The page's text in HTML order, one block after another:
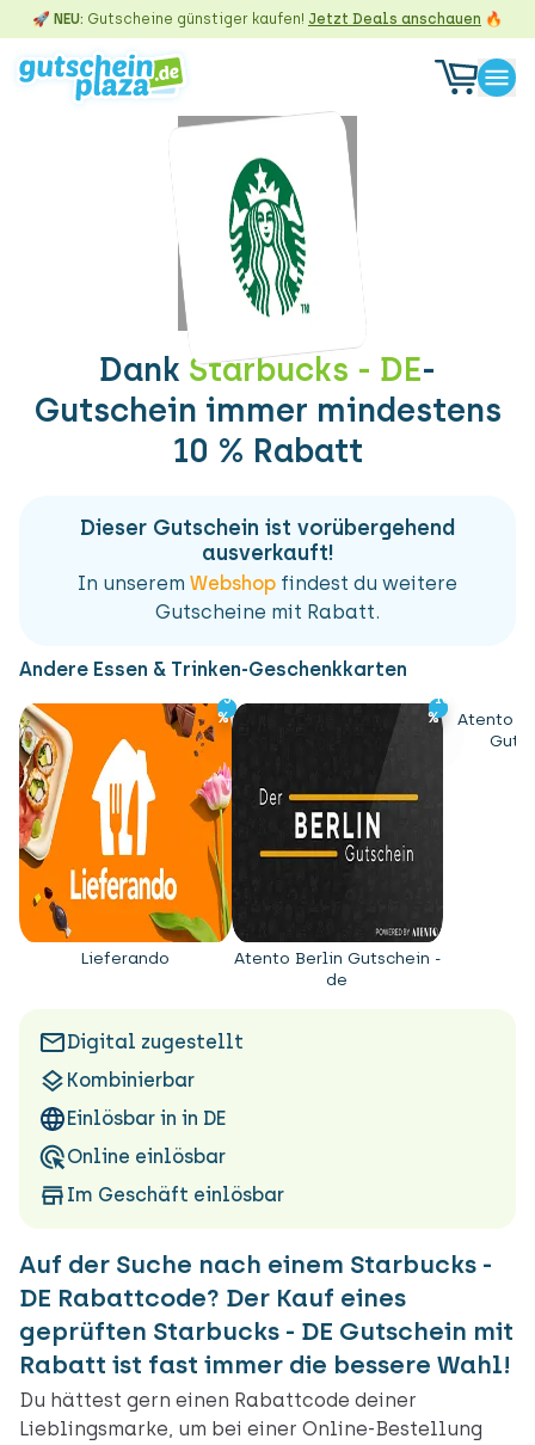
🚀 NEU: Gutscheine günstiger kaufen! Jetzt Deals anschauen 🔥
Dank Starbucks - DE-
Gutschein immer mindestens
10 % Rabatt
Dieser Gutschein ist vorübergehend
ausverkauft!
In unserem Webshop findest du weitere
Gutscheine mit Rabatt.
Andere Essen & Trinken-Geschenkkarten
-3
%
-3
%
Lieferando
-10
%
-10
%
Atento Berlin Gutschein -
de
Atento
Digital zugestellt
Kombinierbar
Einlösbar in in DE
Online einlösbar
Im Geschäft einlösbar
Auf der Suche nach einem Starbucks -
DE Rabattcode? Der Kauf eines
geprüften Starbucks - DE Gutschein mit
Rabatt ist fast immer die bessere Wahl!
Du hättest gern einen Rabattcode deiner
Lieblingsmarke, um bei einer Online-Bestellung